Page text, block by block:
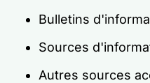
Bulletins
Sources
Autres sources